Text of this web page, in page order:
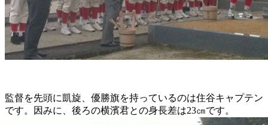
監督を先頭に凱旋、優勝旗を持っているのは住谷キャプテン
です。因みに、後ろの横濱君との身長差は23㎝です。